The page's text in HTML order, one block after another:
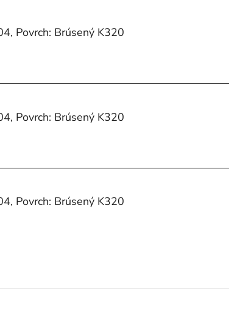
Povrch: Brúsený K320
Povrch: Brúsený K320
Povrch: Brúsený K320